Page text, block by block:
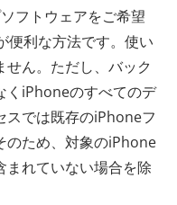
フトウェアをご希望
便利な方法です。使い
ん。ただし、バック
くiPhoneのすべてのデ
スでは既存のiPhoneフ
のため、対象のiPhone
まれていない場合を除